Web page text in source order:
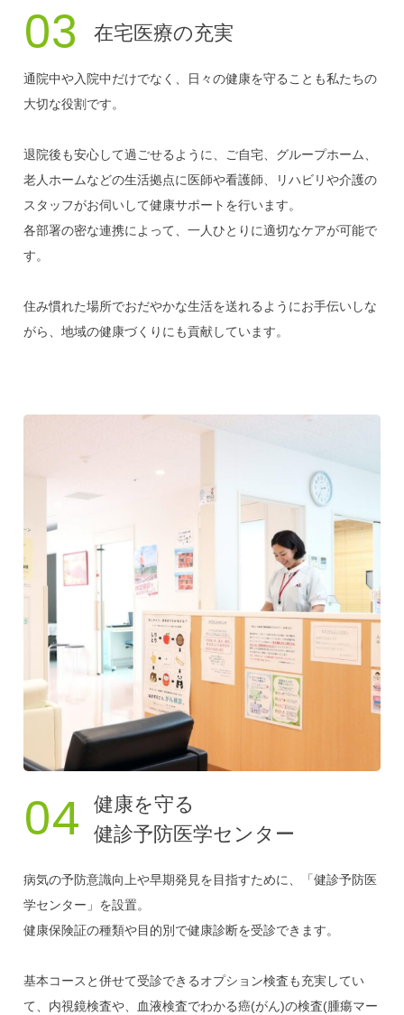
03 在宅医療の充実
通院中や入院中だけでなく、日々の健康を守ることも私たちの
大切な役割です。
退院後も安心して過ごせるように、ご自宅、グループホーム、
老人ホームなどの生活拠点に医師や看護師、リハビリや介護の
スタッフがお伺いして健康サポートを行います。
各部署の密な連携によって、一人ひとりに適切なケアが可能で
す。
住み慣れた場所でおだやかな生活を送れるようにお手伝いしな
がら、地域の健康づくりにも貢献しています。
04
健康を守る
健診予防医学センター
病気の予防意識向上や早期発見を目指すために、「健診予防医
学センター」を設置。
健康保険証の種類や目的別で健康診断を受診できます。
基本コースと併せて受診できるオプション検査も充実してい
て、内視鏡検査や、血液検査でわかる癌(がん)の検査(腫瘍マー